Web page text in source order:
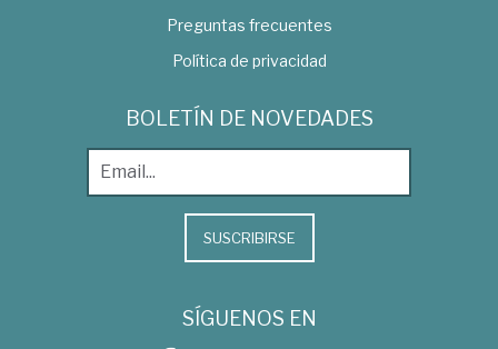
Preguntas frecuentes
Política de privacidad
BOLETÍN DE NOVEDADES
SUSCRIBIRSE
SÍGUENOS EN